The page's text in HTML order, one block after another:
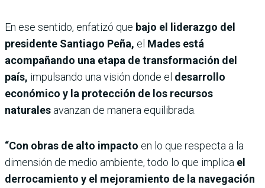
En ese sentido, enfatizó que bajo el liderazgo del
presidente Santiago Peña, el Mades está
acompañando una etapa de transformación del
país, impulsando una visión donde el desarrollo
económico y la protección de los recursos
naturales avanzan de manera equilibrada.
“Con obras de alto impacto en lo que respecta a la
dimensión de medio ambiente, todo lo que implica el
derrocamiento y el mejoramiento de la navegación